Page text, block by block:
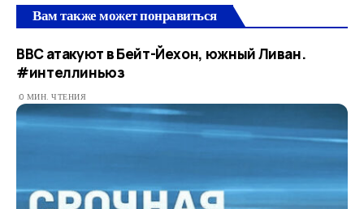
Вам также может понравиться
ВВС атакуют в Бейт-Йехон, южный Ливан.
#интеллиньюз
0 МИН. ЧТЕНИЯ